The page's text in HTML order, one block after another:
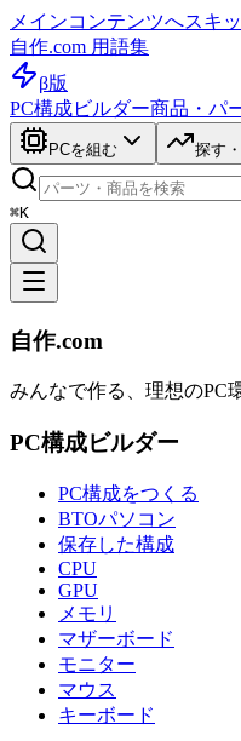
メインコンテンツへスキ
自作.com 用語集
β版
PC構成ビルダー商品・パ
PCを組む 探す
⌘K
自作.com
みんなで作る、理想のPC
PC構成ビルダー
PC構成をつくる
BTOパソコン
保存した構成
CPU
GPU
メモリ
マザーボード
モニター
マウス
キーボード